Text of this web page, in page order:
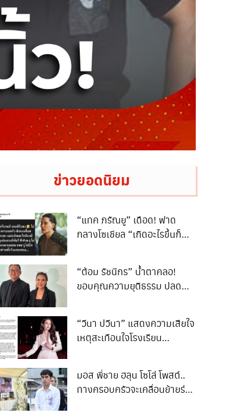
ข่าวยอดนิยม
“แทค ภรัณยู” เดือด! ฟาด
กลางโซเชียล “เกิดอะไรขึ้นก็
“ต้อม รัชนีกร” น้ำตาคลอ!
ขอบคุณความยุติธรรม ปลด
“วีนา ปวีนา” แสดงความเสียใจ
เหตุสะเทือนใจโรงเรียน
มอส พี่ชาย ฮลุน โซโล่ โพสต์..
ทางครอบครัวจะเคลื่อนย้ายร่าง